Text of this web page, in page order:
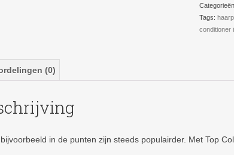
Tags:
conditioner
(0)
in de punten zijn steeds populairder. Met Top